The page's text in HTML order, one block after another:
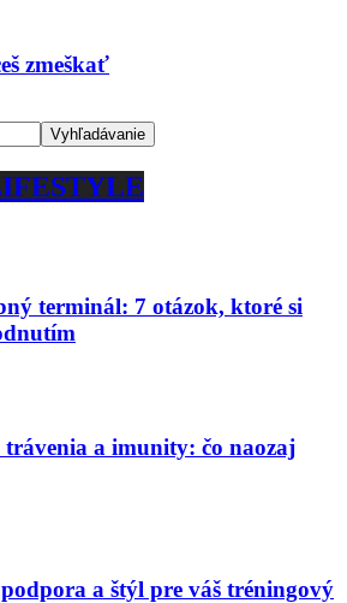
zmeškať
terminál: 7 otázok, ktoré si
a imunity: čo naozaj
a štýl pre váš tréningový